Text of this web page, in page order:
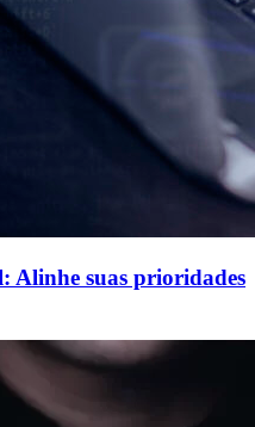
Alinhe suas prioridades